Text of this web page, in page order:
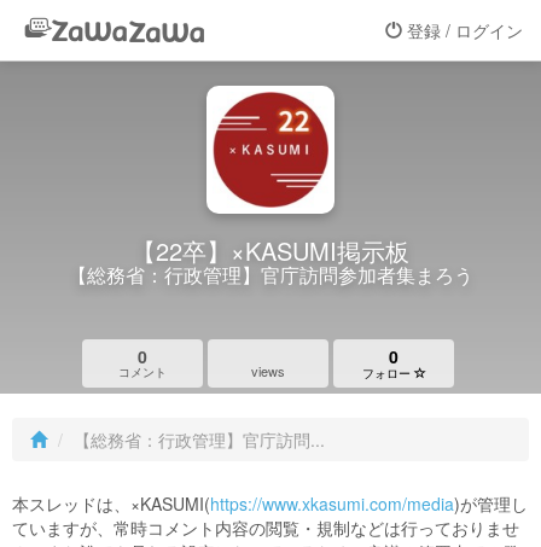
登録 / ログイン
【22卒】×KASUMI掲示板
【総務省：行政管理】官庁訪問参加者集まろう
0
コメント views
0
フォロー
【総務省：行政管理】官庁訪問...
本スレッドは、×KASUMI(https://www.xkasumi.com/media)が管理し
ていますが、常時コメント内容の閲覧・規制などは行っておりませ